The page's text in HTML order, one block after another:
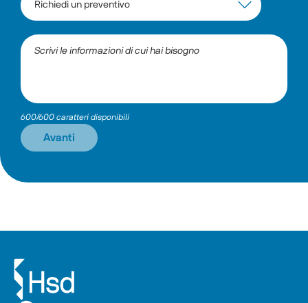
600/600 caratteri disponibili
Avanti